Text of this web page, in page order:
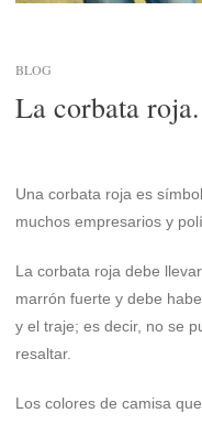
BLOG
La corbata roja.
Una corbata roja es
muchos empresarios y
La corbata roja debe
marrón fuerte y debe
y el traje; es decir, no se
resaltar.
Los colores de camisa